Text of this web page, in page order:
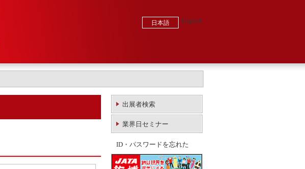
English
日本語
出展者検索
業界日セミナー
ID・パスワードを忘れた